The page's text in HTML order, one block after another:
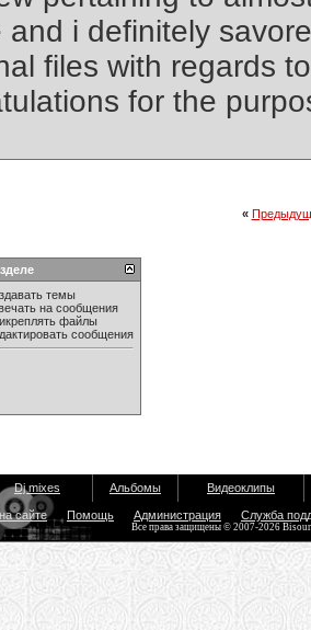
and i definitely
files with regards
for the
«
темы
на сообщения
файлы
сообщения
Dj mixes Альбомы Видеоклипы
сайте Помощь Администрация Служба
Все права защищены © 2007-2026